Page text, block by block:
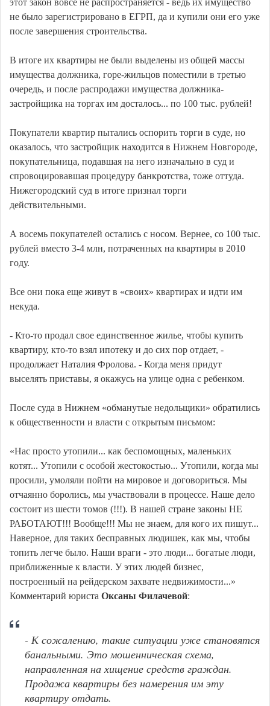
этот закон вовсе не распространяется - ведь их имущество
не было зарегистрировано в ЕГРП, да и купили они его уже
после завершения строительства.
В итоге их квартиры не были выделены из общей массы
имущества должника, горе-жильцов поместили в третью
очередь, и после распродажи имущества должника-
застройщика на торгах им досталось... по 100 тыс. рублей!
Покупатели квартир пытались оспорить торги в суде, но
оказалось, что застройщик находится в Нижнем Новгороде,
покупательница, подавшая на него изначально в суд и
спровоцировавшая процедуру банкротства, тоже оттуда.
Нижегородский суд в итоге признал торги
действительными.
А восемь покупателей остались с носом. Вернее, со 100 тыс.
рублей вместо 3-4 млн, потраченных на квартиры в 2010
году.
Все они пока еще живут в «своих» квартирах и идти им
некуда.
- Кто-то продал свое единственное жилье, чтобы купить
квартиру, кто-то взял ипотеку и до сих пор отдает, -
продолжает Наталия Фролова. - Когда меня придут
выселять приставы, я окажусь на улице одна с ребенком.
После суда в Нижнем «обманутые недольщики» обратились
к общественности и власти с открытым письмом:
«Нас просто утопили... как беспомощных, маленьких
котят... Утопили с особой жестокостью... Утопили, когда мы
просили, умоляли пойти на мировое и договориться. Мы
отчаянно боролись, мы участвовали в процессе. Наше дело
состоит из шести томов (!!!). В нашей стране законы НЕ
РАБОТАЮТ!!! Вообще!!! Мы не знаем, для кого их пишут...
Наверное, для таких бесправных людишек, как мы, чтобы
топить легче было. Наши враги - это люди... богатые люди,
приближенные к власти. У этих людей бизнес,
построенный на рейдерском захвате недвижимости...»
Комментарий юриста Оксаны Филачевой:
- К сожалению, такие ситуации уже становятся
банальными. Это мошенническая схема,
направленная на хищение средств граждан.
Продажа квартиры без намерения им эту
квартиру отдать.